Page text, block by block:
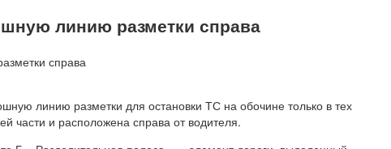
линию разметки справа
линию разметки для остановки ТС на обочине только в тех
части и расположена справа от водителя.